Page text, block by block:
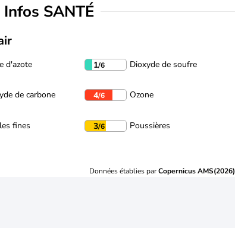
Infos SANTÉ
d'azote 1/6 Dioxyde de soufre
de carbone 4/6 Ozone
fines 3/6 Poussières
Données établies parCopernicus AMS(2026)